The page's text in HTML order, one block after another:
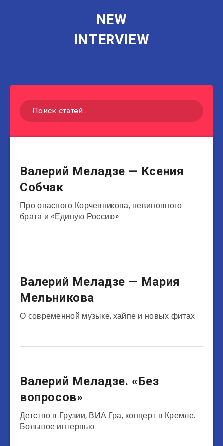
NEW
INTERVIEW
Музыканты
Валерий Меладзе — Ксения
Собчак
Про опасного Корчевникова, невиновного
брата и «Единую Россию»
Музыканты
Валерий Меладзе — Мария
Мельникова
О современной музыке, хайпе и новых фитах
Музыканты
Валерий Меладзе. «Без
вопросов»
Детство в Грузии, ВИА Гра, концерт в Кремле.
Большое интервью